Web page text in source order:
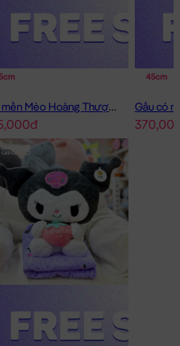
Gối mền Mèo Hoàng Thượng cosplay Capybara
45cm